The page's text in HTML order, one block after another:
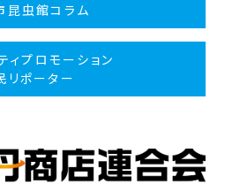
昆虫館コラム
ィプロモーション
リポーター